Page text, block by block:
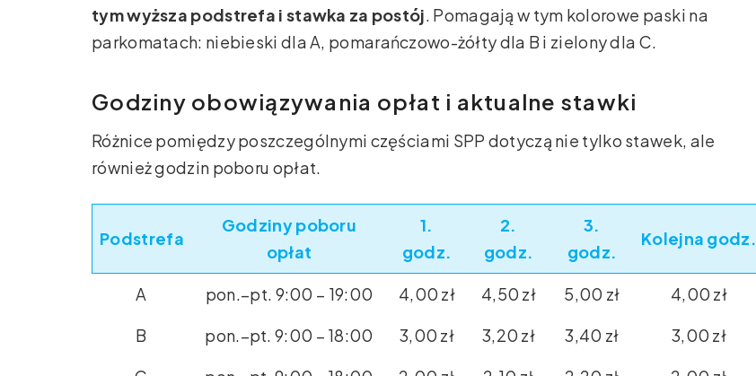
tym wyższa podstrefa i stawka za postój. Pomagają w tym kolorowe paski na
parkomatach: niebieski dla A, pomarańczowo-żółty dla B i zielony dla C.
Godziny obowiązywania opłat i aktualne stawki
Różnice pomiędzy poszczególnymi częściami SPP dotyczą nie tylko stawek, ale
również godzin poboru opłat.
Podstrefa
Godziny poboru
opłat
1.
godz.
2.
godz.
3.
godz.
Kolejna godz.
A pon.–pt. 9:00 – 19:00 4,00 zł 4,50 zł 5,00 zł
4,00 zł
B
pon.–pt. 9:00 – 18:00 3,00 zł 3,20 zł 3,40 zł
3,00 zł